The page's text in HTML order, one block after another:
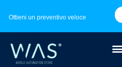
Ottieni un preventivo veloce